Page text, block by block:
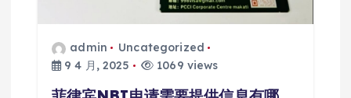
admin
Uncategorized
9 4 月, 2025
1069 views